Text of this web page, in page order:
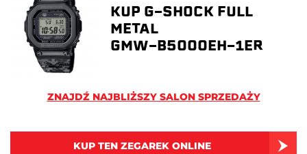
KUP G-SHOCK FULL
METAL
GMW-B5000EH-1ER
ZNAJDŹ NAJBLIŻSZY SALON SPRZEDAŻY
KUP TEN ZEGAREK ONLINE